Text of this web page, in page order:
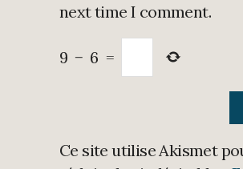
next time I comment.
9 − 6 =
Ce site utilise Akismet